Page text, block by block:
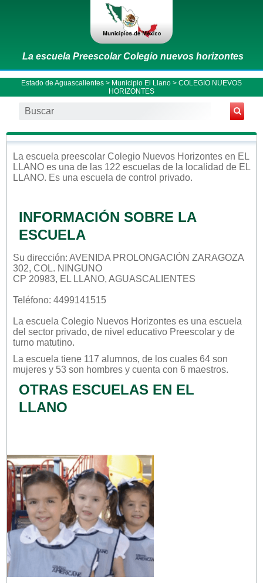
La escuela Preescolar Colegio nuevos horizontes
Estado de Aguascalientes > Municipio El Llano > COLEGIO NUEVOS
HORIZONTES
La escuela preescolar Colegio Nuevos Horizontes en EL
LLANO es una de las 122 escuelas de la localidad de EL
LLANO. Es una escuela de control privado.
INFORMACIÓN SOBRE LA
ESCUELA
Su dirección: AVENIDA PROLONGACIÓN ZARAGOZA
302, COL. NINGUNO
CP 20983, EL LLANO, AGUASCALIENTES
Teléfono: 4499141515
La escuela Colegio Nuevos Horizontes es una escuela
del sector privado, de nivel educativo Preescolar y de
turno matutino.
La escuela tiene 117 alumnos, de los cuales 64 son
mujeres y 53 son hombres y cuenta con 6 maestros.
OTRAS ESCUELAS EN EL
LLANO